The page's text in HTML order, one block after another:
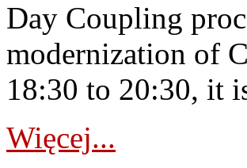
Day Coupling
modernization of
18:30 to 20:30, it
Więcej...